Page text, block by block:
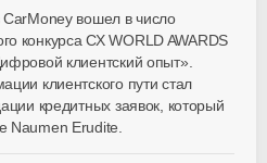
вошел в число
конкурса СХ WORLD AWARDS
клиентский опыт».
клиентского пути стал
кредитных заявок, который
Naumen Erudite.